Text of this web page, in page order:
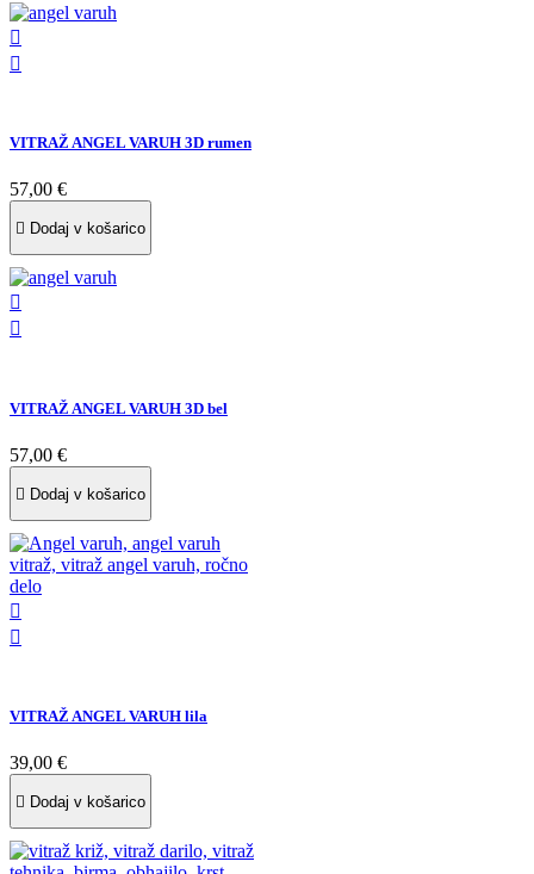


VITRAŽ ANGEL VARUH 3D rumen
57,00 €
 Dodaj v košarico


VITRAŽ ANGEL VARUH 3D bel
57,00 €
 Dodaj v košarico


VITRAŽ ANGEL VARUH lila
39,00 €
 Dodaj v košarico